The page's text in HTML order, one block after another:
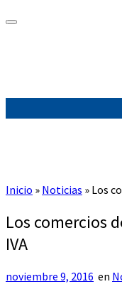
Inicio » Noticias » Los
Los comercios
IVA
noviembre 9, 2016 en